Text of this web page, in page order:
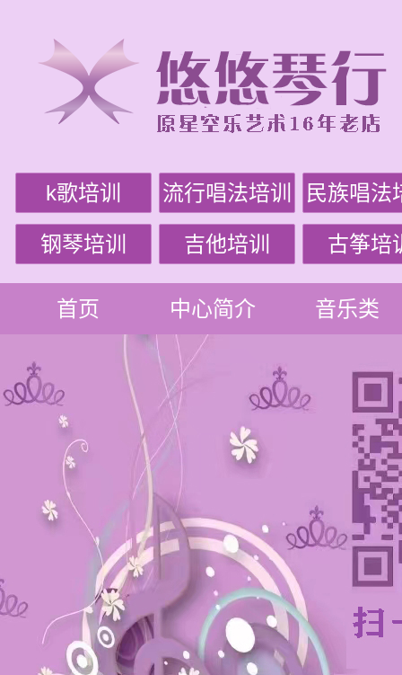
k歌培训 流行唱法培训 民族唱法
钢琴培训 吉他培训 古筝培
首页 中心简介 音乐类